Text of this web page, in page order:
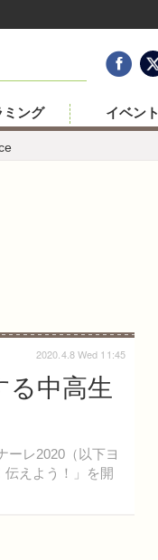
ミング イベント
る中高生
レ2020（以下ヨ
えよう！」を開
2020.4.8 Wed 11:45